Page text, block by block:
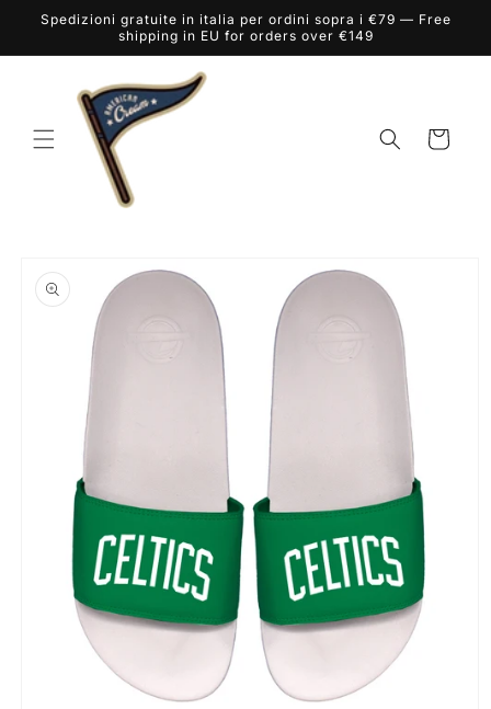
direttamente
Spedizioni gratuite in italia per ordini sopra i €79 — Free
shipping in EU for orders over €149
Carrello
informazioni
sul prodotto